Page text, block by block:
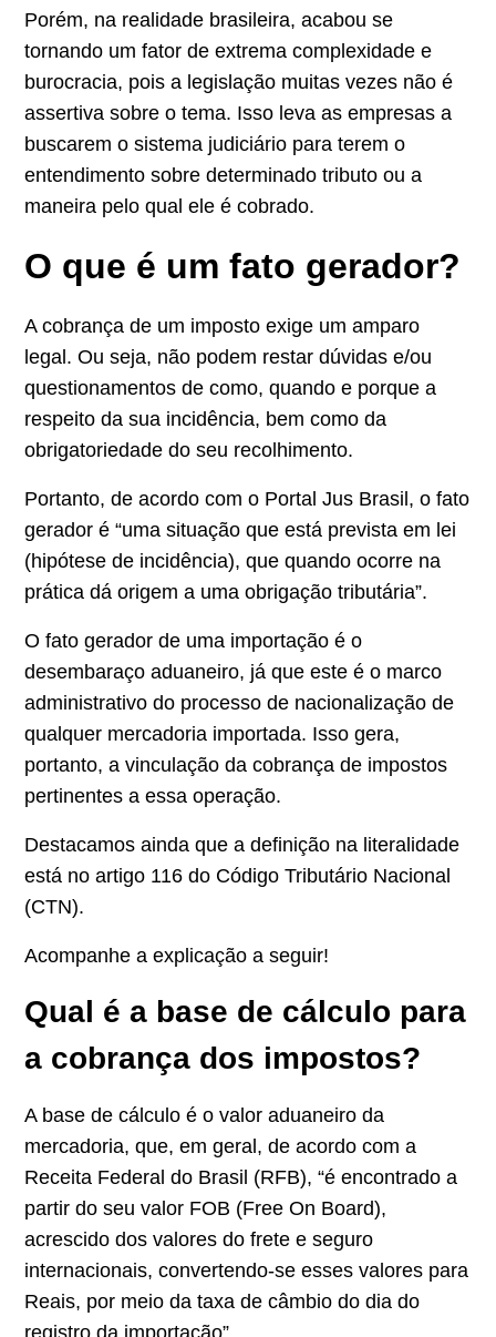
Porém, na realidade brasileira, acabou se
tornando um fator de extrema complexidade e
burocracia, pois a legislação muitas vezes não é
assertiva sobre o tema. Isso leva as empresas a
buscarem o sistema judiciário para terem o
entendimento sobre determinado tributo ou a
maneira pelo qual ele é cobrado.
O que é um fato gerador?
A cobrança de um imposto exige um amparo
legal. Ou seja, não podem restar dúvidas e/ou
questionamentos de como, quando e porque a
respeito da sua incidência, bem como da
obrigatoriedade do seu recolhimento.
Portanto, de acordo com o Portal Jus Brasil, ofato
gerador é “uma situação que está prevista em lei
(hipótese de incidência), que quando ocorre na
prática dá origem a uma obrigação tributária”.
O fato gerador de uma importação é o
desembaraço aduaneiro, já que este é o marco
administrativo do processo de nacionalização de
qualquer mercadoria importada. Isso gera,
portanto, a vinculação da cobrança de impostos
pertinentes a essa operação.
Destacamos ainda que a definição na literalidade
está noartigo 116 do Código Tributário Nacional
(CTN).
Acompanhe a explicação a seguir!
Qual é a base de cálculo para
a cobrança dos impostos?
A base de cálculo é o valor aduaneiro da
mercadoria, que, em geral, de acordo com a
Receita Federal do Brasil (RFB), “é encontrado a
partir do seu valor FOB (Free On Board),
acrescido dos valores do frete e seguro
internacionais, convertendo-se esses valores para
Reais, por meio da taxa de câmbio do dia do
registro da importação”.